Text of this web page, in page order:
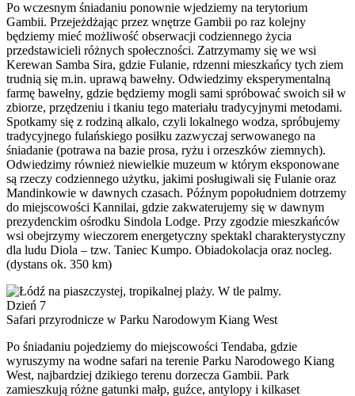
Po wczesnym śniadaniu ponownie wjedziemy na terytorium
Gambii. Przejeżdżając przez wnętrze Gambii po raz kolejny
będziemy mieć możliwość obserwacji codziennego życia
przedstawicieli różnych społeczności. Zatrzymamy się we wsi
Kerewan Samba Sira, gdzie Fulanie, rdzenni mieszkańcy tych ziem
trudnią się m.in. uprawą bawełny. Odwiedzimy eksperymentalną
farmę bawełny, gdzie będziemy mogli sami spróbować swoich sił w
zbiorze, przędzeniu i tkaniu tego materiału tradycyjnymi metodami.
Spotkamy się z rodziną alkalo, czyli lokalnego wodza, spróbujemy
tradycyjnego fulańskiego posiłku zazwyczaj serwowanego na
śniadanie (potrawa na bazie prosa, ryżu i orzeszków ziemnych).
Odwiedzimy również niewielkie muzeum w którym eksponowane
są rzeczy codziennego użytku, jakimi posługiwali się Fulanie oraz
Mandinkowie w dawnych czasach. Późnym popołudniem dotrzemy
do miejscowości Kannilai, gdzie zakwaterujemy się w dawnym
prezydenckim ośrodku Sindola Lodge. Przy zgodzie mieszkańców
wsi obejrzymy wieczorem energetyczny spektakl charakterystyczny
dla ludu Diola – tzw. Taniec Kumpo. Obiadokolacja oraz nocleg.
(dystans ok. 350 km)
Dzień 7
Safari przyrodnicze w Parku Narodowym Kiang West
Po śniadaniu pojedziemy do miejscowości Tendaba, gdzie
wyruszymy na wodne safari na terenie Parku Narodowego Kiang
West, najbardziej dzikiego terenu dorzecza Gambii. Park
zamieszkują różne gatunki małp, guźce, antylopy i kilkaset